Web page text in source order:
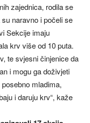
zajednica, rodila se
naravno i počeli se
Sekcije imaju
krv više od 10 puta.
te svjesni činjenice da
i mogu ga doživjeti
mladima,
i daruju krv“, kaže